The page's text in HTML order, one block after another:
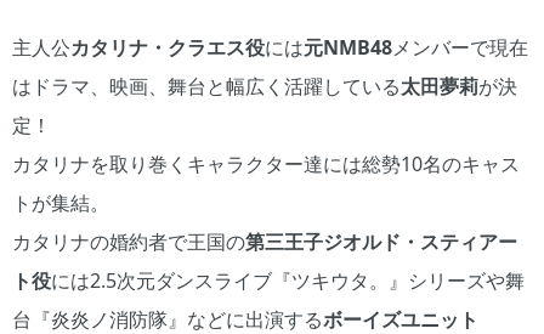
主人公カタリナ・クラエス役には元NMB48メンバーで現在
はドラマ、映画、舞台と幅広く活躍している太田夢莉が決
定！
カタリナを取り巻くキャラクター達には総勢10名のキャス
トが集結。
カタリナの婚約者で王国の第三王子ジオルド・スティアー
ト役には2.5次元ダンスライブ『ツキウタ。』シリーズや舞
台『炎炎ノ消防隊』などに出演するボーイズユニット